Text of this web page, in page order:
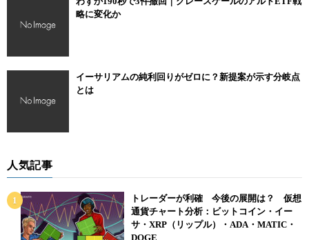
Coincheckの口座開設
メタマスクを接続
約15分ほどですべて完了するので、ぜひこの機会に始めてみてくだ
Coincheckの口座開設
略に変化か
イーサリアムの純利回りがゼロに？新提案が示す分岐点
とは
人気記事
トレーダーが利確 今後の展開は？ 仮想
通貨チャート分析：ビットコイン・イー
サ・XRP（リップル）・ADA・MATIC・
DOGE